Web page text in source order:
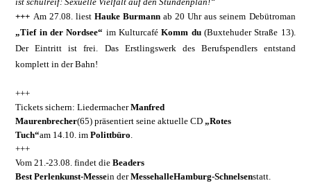
+++ Am 27.08. liest Hauke Burmannab 20 Uhr aus seinem Debütroman
„Tief in der Nordsee“ im KulturcaféKomm du (Buxte­huder Straße 13).
Der Eintritt ist frei. Das Erstlingswerk des Berufspendlers entstand
komplett in der Bahn!
+++
Tickets sichern: Liedermacher Manfred
Maurenbrecher(65) präsentiert seine aktu­elle CD „Rotes
Tuch“am 14.10. im Politt­büro.
+++
Vom 21.-23.08. findet die Beaders
Best Perlenkunst-Messein der MessehalleHam­burg-Schnelsenstatt.